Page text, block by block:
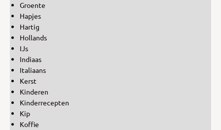
Groente
Hapjes
Hartig
Hollands
IJs
Indiaas
Italiaans
Kerst
Kinderen
Kinderrecepten
Kip
Koffie